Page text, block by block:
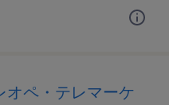
オペ・テレマーケ